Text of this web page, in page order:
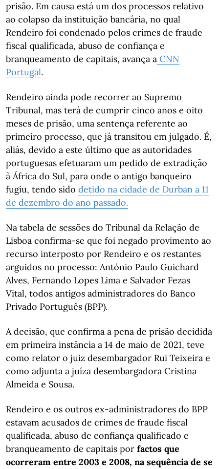
prisão. Em causa está um dos processos relativo
ao colapso da instituição bancária, no qual
Rendeiro foi condenado pelos crimes de fraude
fiscal qualificada, abuso de confiança e
branqueamento de capitais, avança a CNN
Portugal.
Rendeiro ainda pode recorrer ao Supremo
Tribunal, mas terá de cumprir cinco anos e oito
meses de prisão, uma sentença referente ao
primeiro processo, que já transitou em julgado. É,
aliás, devido a este último que as autoridades
portuguesas efetuaram um pedido de extradição
à África do Sul, para onde o antigo banqueiro
fugiu, tendo sido detido na cidade de Durban a 11
de dezembro do ano passado.
Na tabela de sessões do Tribunal da Relação de
Lisboa confirma-se que foi negado provimento ao
recurso interposto por Rendeiro e os restantes
arguidos no processo: António Paulo Guichard
Alves, Fernando Lopes Lima e Salvador Fezas
Vital, todos antigos administradores do Banco
Privado Português (BPP).
A decisão, que confirma a pena de prisão decidida
em primeira instância a 14 de maio de 2021, teve
como relator o juiz desembargador Rui Teixeira e
como adjunta a juíza desembargadora Cristina
Almeida e Sousa.
Rendeiro e os outros ex-administradores do BPP
estavam acusados de crimes de fraude fiscal
qualificada, abuso de confiança qualificado e
branqueamento de capitais por factos que
ocorreram entre 2003 e 2008, na sequência de se